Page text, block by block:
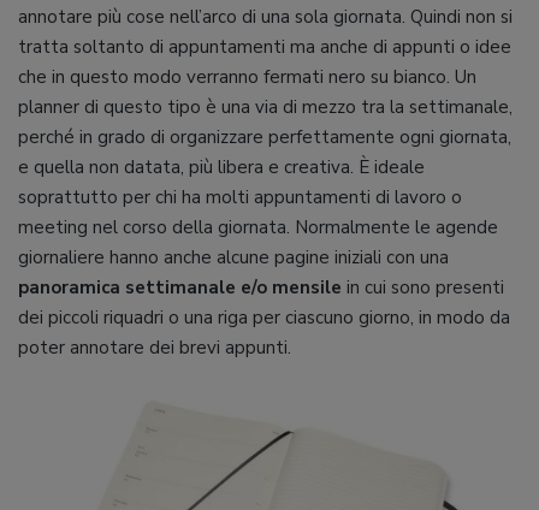
annotare più cose nell’arco di una sola giornata. Quindi non si
tratta soltanto di appuntamenti ma anche di appunti o idee
che in questo modo verranno fermati nero su bianco. Un
planner di questo tipo è una via di mezzo tra la settimanale,
perché in grado di organizzare perfettamente ogni giornata,
e quella non datata, più libera e creativa. È ideale
soprattutto per chi ha molti appuntamenti di lavoro o
meeting nel corso della giornata. Normalmente le agende
giornaliere hanno anche alcune pagine iniziali con una
panoramica settimanale e/o mensile in cui sono presenti
dei piccoli riquadri o una riga per ciascuno giorno, in modo da
poter annotare dei brevi appunti.